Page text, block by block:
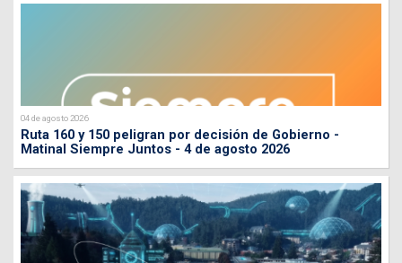
04 de agosto 2026
Ruta 160 y 150 peligran por decisión de Gobierno -
Matinal Siempre Juntos - 4 de agosto 2026